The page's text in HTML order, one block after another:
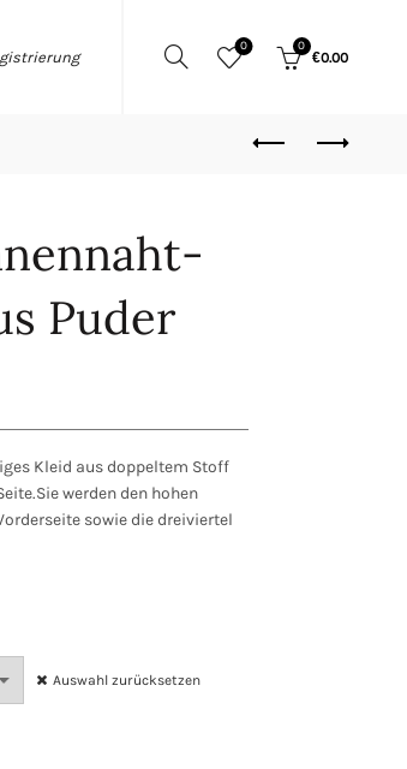
0 0
€0.00
Puder
Kleid aus doppeltem Stoff
werden den hohen
sowie die dreiviertel
Auswahl zurücksetzen